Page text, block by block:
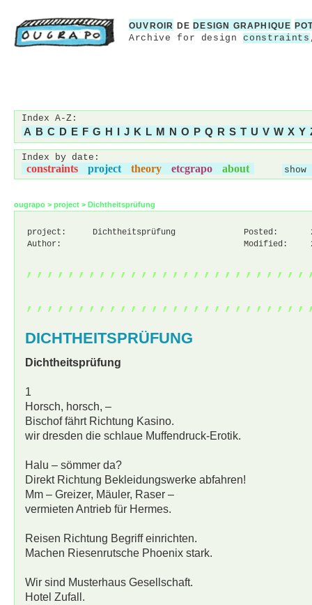
OUVROIR DE DESIGN GRAPHIQUE
Archive for designconstraints
Index A-Z:
A B C D E F G H I J K L M N O P Q R S T U V W X Y
Index by date:
constraints project theory etcgrapo about
ougrapo > project > Dichtheitsprüfung
project: Dichtheitsprüfung Posted:
Author:
Modified:
DICHTHEITSPRÜFUNG
Dichtheitsprüfung
1
Horsch, horsch, –
Bischof fährt Richtung Kasino.
wir dresden die schlaue Muffendruck-Erotik.
Halu – sömmer da?
Direkt Richtung Bekleidungswerke abfahren!
Mm – Greizer, Mäuler, Raser –
vermieten Antrieb für Hermes.
Reisen Richtung Begriff einrichten.
Machen Riesenrutsche Phoenix stark.
Wir sind Musterhaus Gesellschaft.
Hotel Zufall.